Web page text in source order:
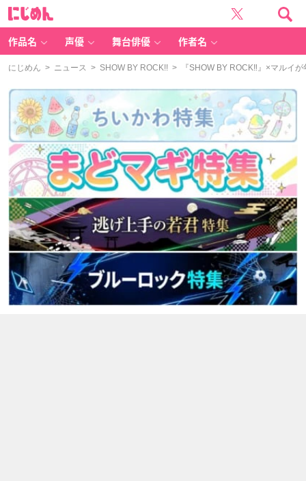
作品名 声優 舞台俳優 作者名
にじめん > ニュース > SHOW BY ROCK!! > 『SHOW BY ROCK‼︎』×マルイ